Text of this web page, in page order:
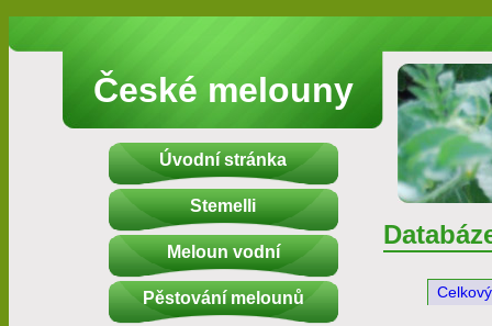
České melouny
Úvodní stránka
Stemelli
Meloun vodní
Pěstování melounů